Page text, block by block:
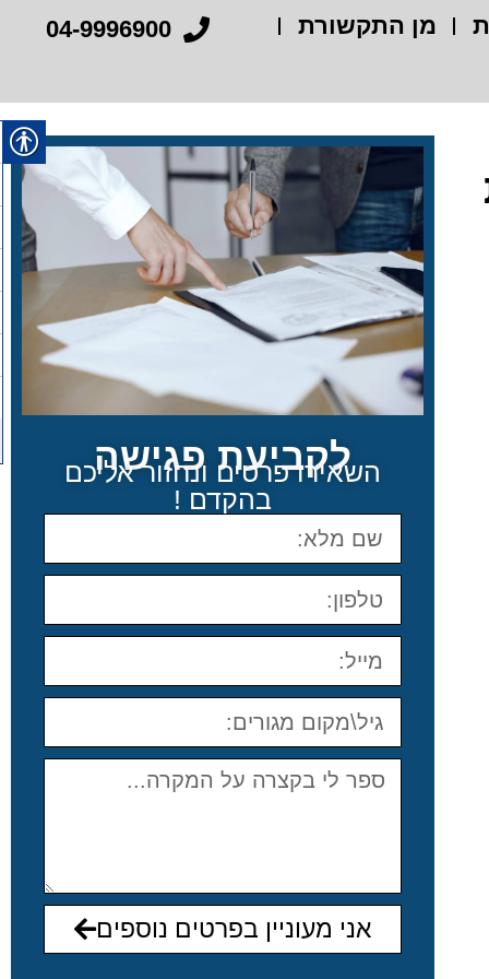
מן התקשורת 04-9996900
לקביעת פגישה
השאירו פרטים ונחזור אליכם
בהקדם !
אני מעוניין בפרטים נוספים